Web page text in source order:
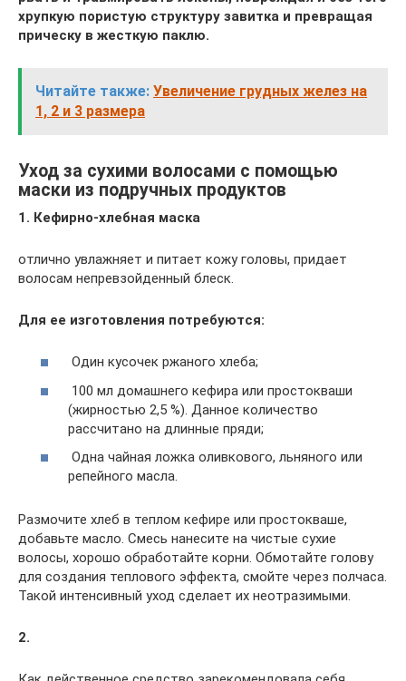
хрупкую пористую структуру завитка и превращая
прическу в жесткую паклю.
Читайте также: Увеличение грудных желез на
1, 2 и 3 размера
Уход за сухими волосами с помощью
маски из подручных продуктов
1. Кефирно-хлебная маска
отлично увлажняет и питает кожу головы, придает
волосам непревзойденный блеск.
Для ее изготовления потребуются:
Один кусочек ржаного хлеба;
100 мл домашнего кефира или простокваши
(жирностью 2,5 %). Данное количество
рассчитано на длинные пряди;
Одна чайная ложка оливкового, льняного или
репейного масла.
Размочите хлеб в теплом кефире или простокваше,
добавьте масло. Смесь нанесите на чистые сухие
волосы, хорошо обработайте корни. Обмотайте голову
для создания теплового эффекта, смойте через полчаса.
Такой интенсивный уход сделает их неотразимыми.
2.